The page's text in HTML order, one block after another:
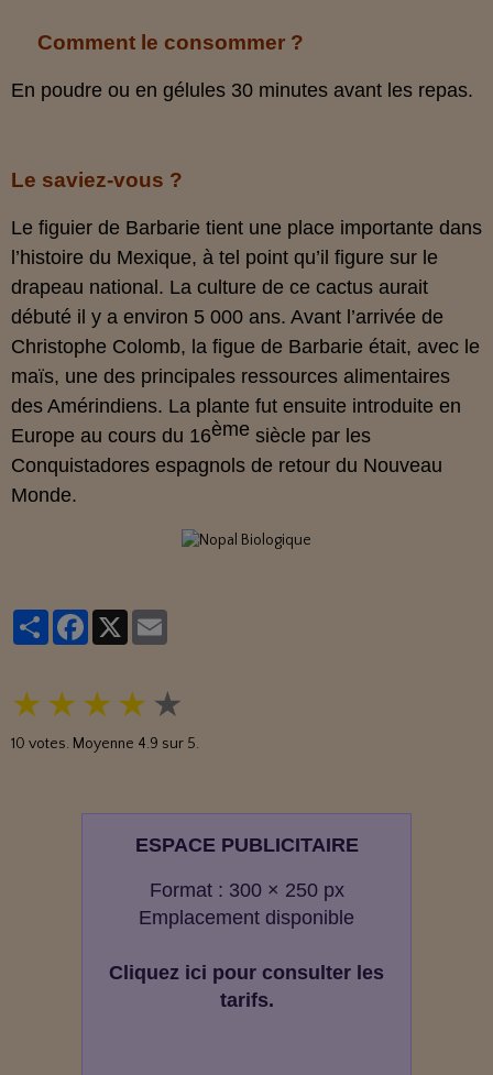
Comment le consommer ?
En poudre ou en gélules 30 minutes avant les repas.
Le saviez-vous ?
Le figuier de Barbarie tient une place importante dans
l’histoire du Mexique, à tel point qu’il figure sur le
drapeau national. La culture de ce cactus aurait
débuté il y a environ 5 000 ans. Avant l’arrivée de
Christophe Colomb, la figue de Barbarie était, avec le
maïs, une des principales ressources alimentaires
des Amérindiens. La plante fut ensuite introduite en
Europe au cours du 16ème siècle par les
Conquistadores espagnols de retour du Nouveau
Monde.
PartagerFacebook
X
★ ★ ★ ★ ★
10 votes. Moyenne 4.9 sur 5.
ESPACE PUBLICITAIRE
Format : 300 × 250 px
Emplacement disponible
Cliquez ici pour consulter les
tarifs.